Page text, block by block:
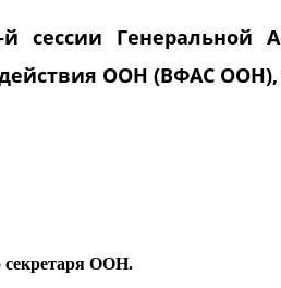
сессии
ООН (ВФАС
секретаря ООН.